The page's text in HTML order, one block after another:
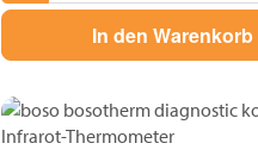
In den Warenkorb